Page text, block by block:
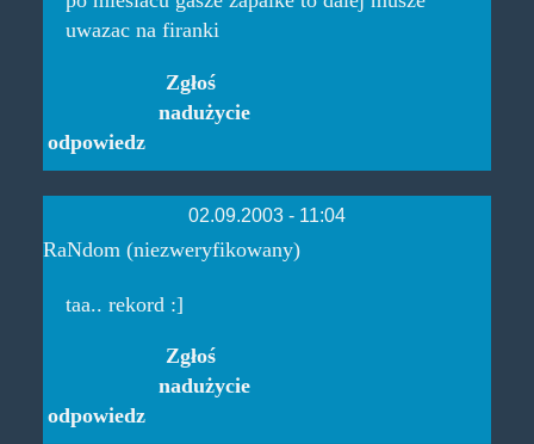
uwazac na firanki
odpowiedz
Zgłoś
nadużycie
02.09.2003 - 11:04
RaNdom (niezweryfikowany)
taa.. rekord :]
odpowiedz
Zgłoś
nadużycie